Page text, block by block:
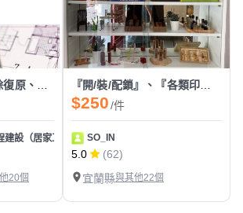
設（居家工程皆可統包）
20個
『開/裝/配鎖』、『各類印章製作』、『感應卡/遙控器拷貝』
$250/件
SO_IN
5.0
(62)
宜蘭縣與其他22個